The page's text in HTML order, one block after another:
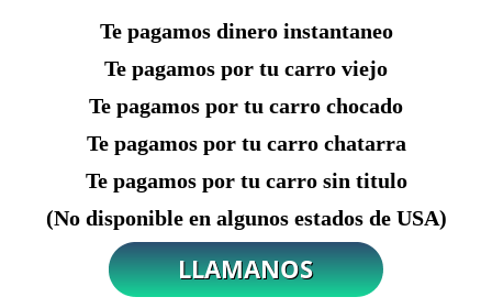
Te pagamos dinero instantaneo
Te pagamos por tu carro viejo
Te pagamos por tu carro chocado
Te pagamos por tu carro chatarra
Te pagamos por tu carro sin titulo
(No disponible en algunos estados de USA)